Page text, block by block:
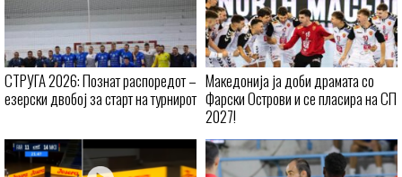
СТРУГА 2026: Познат распоредот –
езерски двобој за старт на турнирот
Македонија ја доби драмата со
Фарски Острови и се пласира на СП
2027!